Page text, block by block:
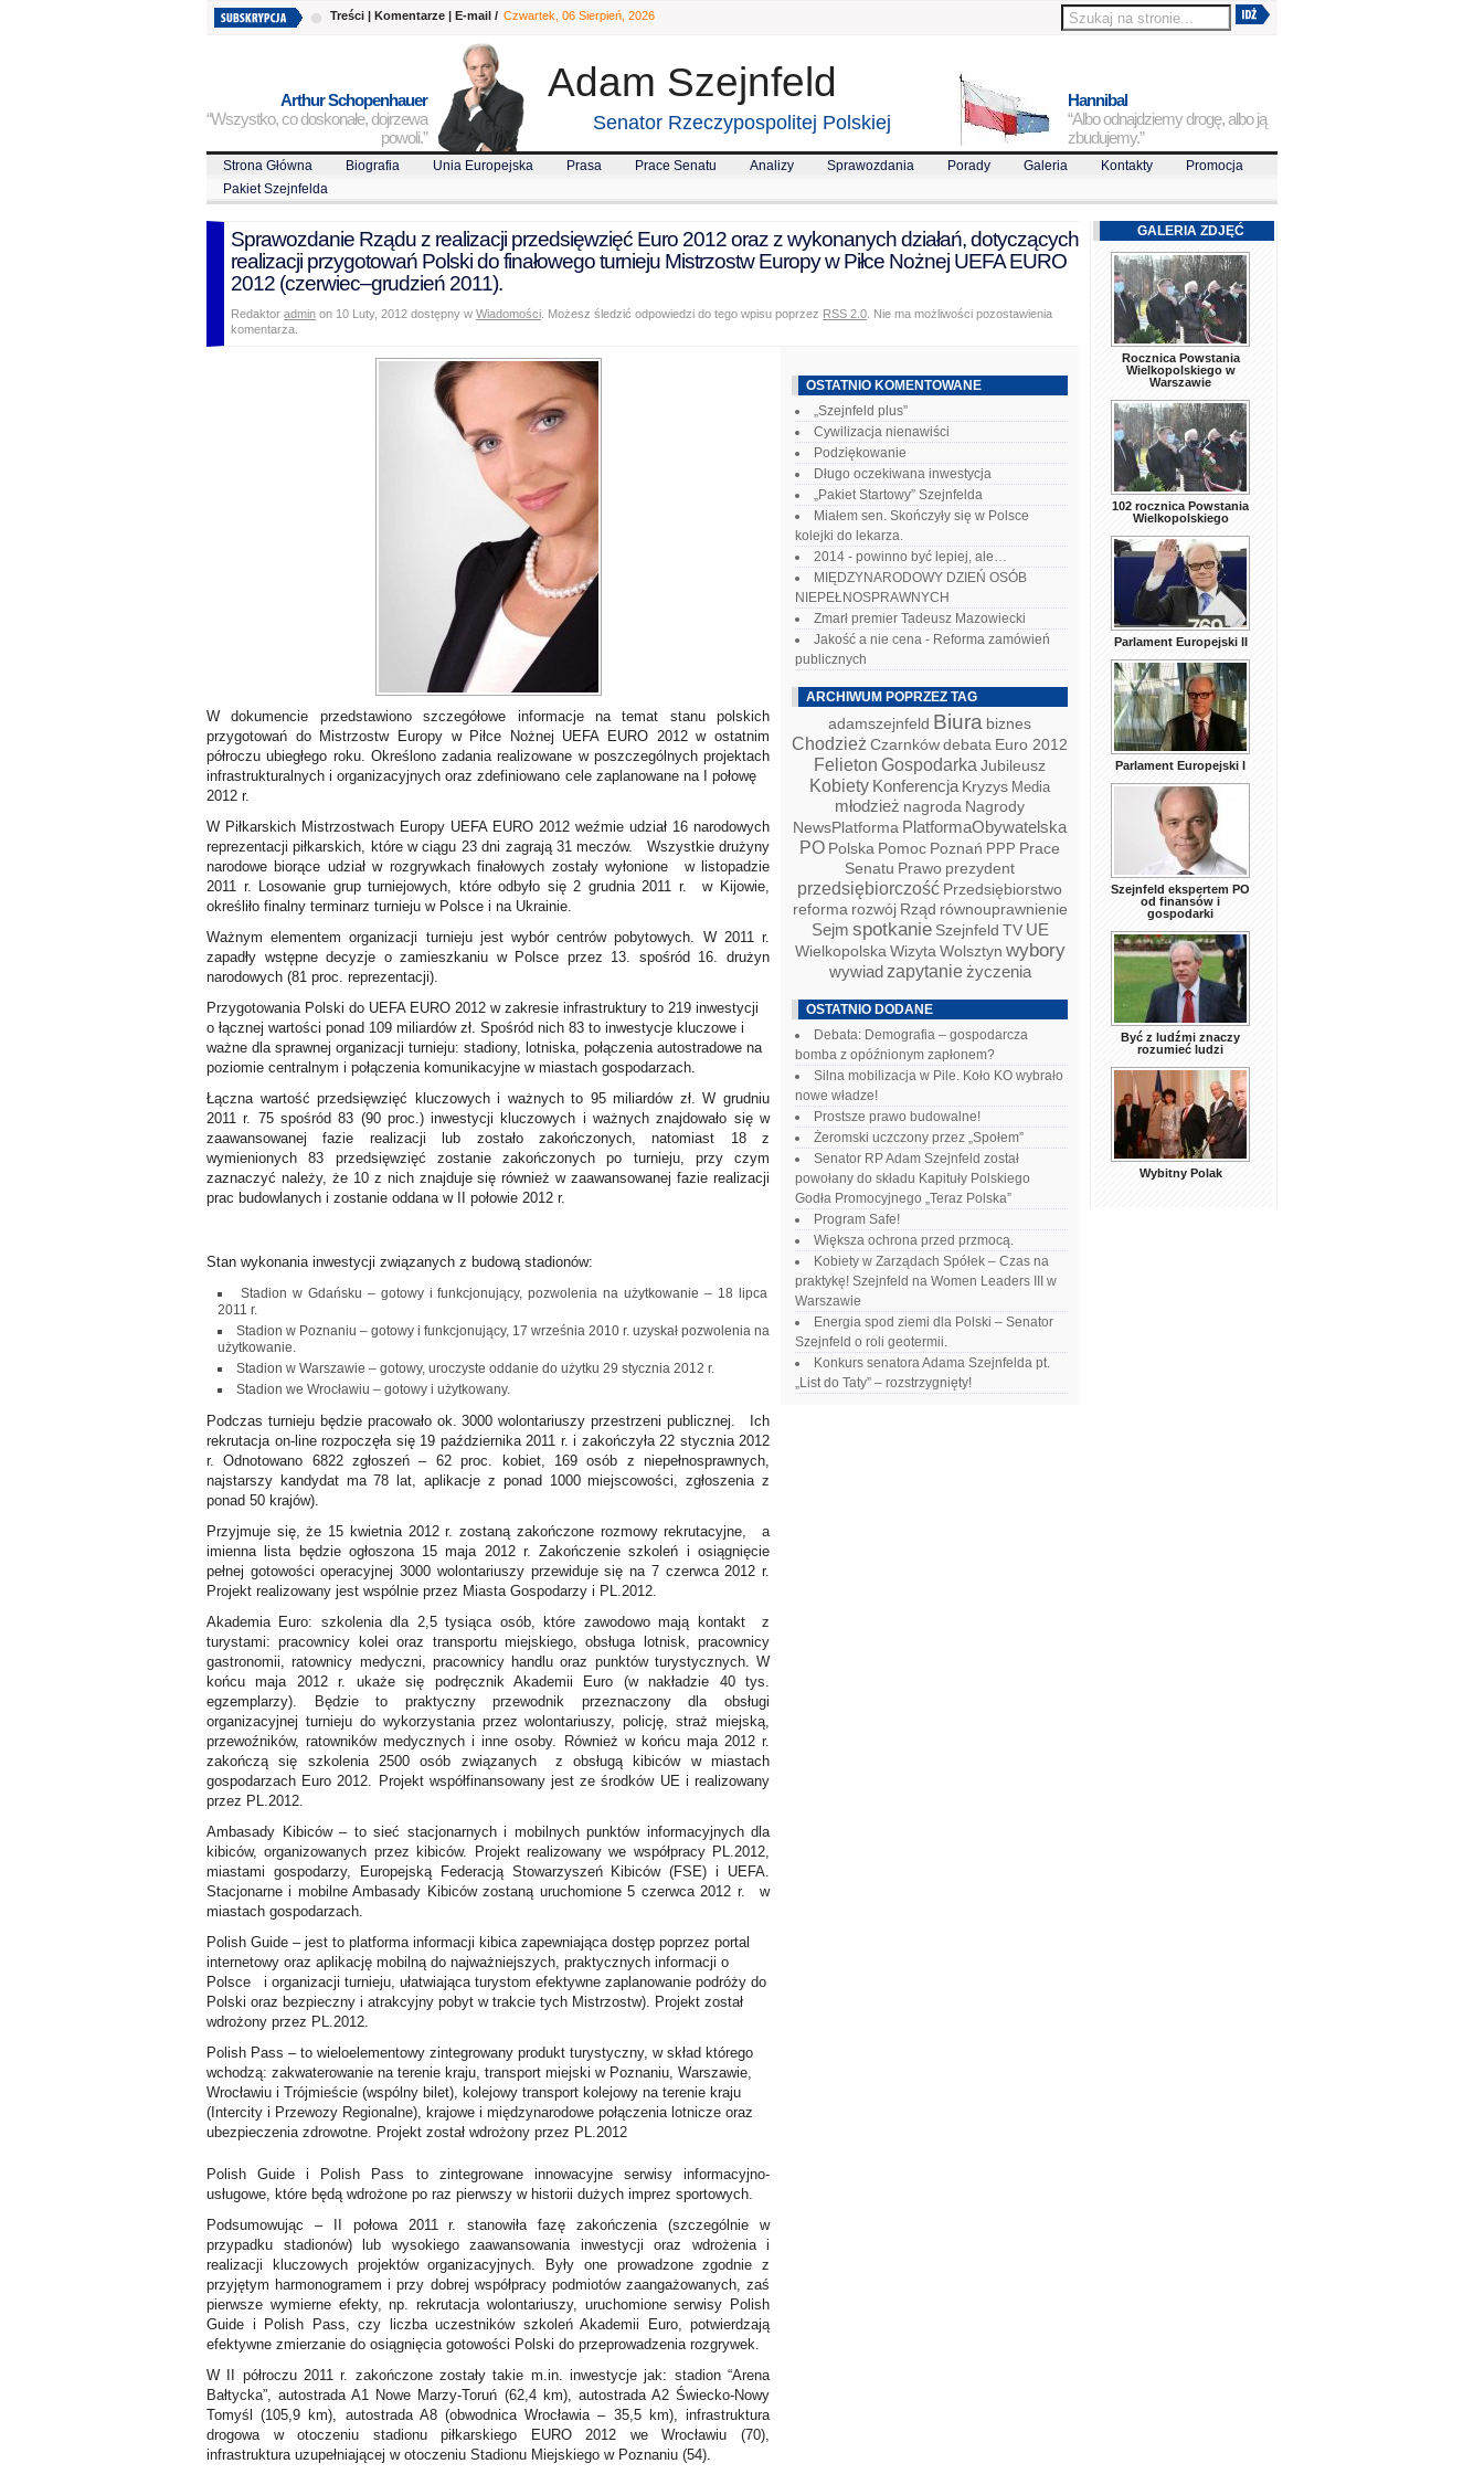
Treści | Komentarze | E-mail / Czwartek, 06 Sierpień, 2026
Arthur Schopenhauer
“Wszystko, co doskonałe, dojrzewa
powoli.”
Adam Szejnfeld
Senator Rzeczypospolitej Polskiej
Hannibal
“Albo odnajdziemy drogę, albo ją
zbudujemy.”
Strona Główna Biografia Unia Europejska Prasa Prace Senatu Analizy Sprawozdania Porady Galeria Kontakty
Promocja
Pakiet Szejnfelda
Sprawozdanie Rządu z realizacji przedsięwzięć Euro 2012 oraz z wykonanych działań, dotyczących
realizacji przygotowań Polski do finałowego turnieju Mistrzostw Europy w Piłce Nożnej UEFA EURO
2012 (czerwiec–grudzień 2011).
Redaktor admin on 10 Luty, 2012 dostępny w Wiadomości . Możesz śledzić odpowiedzi do tego wpisu poprzez RSS 2.0 . Nie ma możliwości pozostawienia
komentarza.
W dokumencie przedstawiono szczegółowe informacje na temat stanu polskich
przygotowań do Mistrzostw Europy w Piłce Nożnej UEFA EURO 2012 w ostatnim
półroczu ubiegłego roku. Określono zadania realizowane w poszczególnych projektach
infrastrukturalnych i organizacyjnych oraz zdefiniowano cele zaplanowane na I połowę
2012 r.
W Piłkarskich Mistrzostwach Europy UEFA EURO 2012 weźmie udział 16 narodowych
reprezentacji piłkarskich, które w ciągu 23 dni zagrają 31 meczów. Wszystkie drużyny
narodowe biorące udział w rozgrywkach finałowych zostały wyłonione w listopadzie
2011 r. Losowanie grup turniejowych, które odbyło się 2 grudnia 2011 r. w Kijowie,
określiło finalny terminarz turnieju w Polsce i na Ukrainie.
Ważnym elementem organizacji turnieju jest wybór centrów pobytowych. W 2011 r.
zapadły wstępne decyzje o zamieszkaniu w Polsce przez 13. spośród 16. drużyn
narodowych (81 proc. reprezentacji).
Przygotowania Polski do UEFA EURO 2012 w zakresie infrastruktury to 219 inwestycji
o łącznej wartości ponad 109 miliardów zł. Spośród nich 83 to inwestycje kluczowe i
ważne dla sprawnej organizacji turnieju: stadiony, lotniska, połączenia autostradowe na
poziomie centralnym i połączenia komunikacyjne w miastach gospodarzach.
Łączna wartość przedsięwzięć kluczowych i ważnych to 95 miliardów zł. W grudniu
2011 r. 75 spośród 83 (90 proc.) inwestycji kluczowych i ważnych znajdowało się w
zaawansowanej fazie realizacji lub zostało zakończonych, natomiast 18 z
wymienionych 83 przedsięwzięć zostanie zakończonych po turnieju, przy czym
zaznaczyć należy, że 10 z nich znajduje się również w zaawansowanej fazie realizacji
prac budowlanych i zostanie oddana w II połowie 2012 r.
Stan wykonania inwestycji związanych z budową stadionów:
Stadion w Gdańsku – gotowy i funkcjonujący, pozwolenia na użytkowanie – 18 lipca
2011 r.
Stadion w Poznaniu – gotowy i funkcjonujący, 17 września 2010 r. uzyskał pozwolenia na
użytkowanie.
Stadion w Warszawie – gotowy, uroczyste oddanie do użytku 29 stycznia 2012 r.
Stadion we Wrocławiu – gotowy i użytkowany.
Podczas turnieju będzie pracowało ok. 3000 wolontariuszy przestrzeni publicznej. Ich
rekrutacja on-line rozpoczęła się 19 października 2011 r. i zakończyła 22 stycznia 2012
r. Odnotowano 6822 zgłoszeń – 62 proc. kobiet, 169 osób z niepełnosprawnych,
najstarszy kandydat ma 78 lat, aplikacje z ponad 1000 miejscowości, zgłoszenia z
ponad 50 krajów).
Przyjmuje się, że 15 kwietnia 2012 r. zostaną zakończone rozmowy rekrutacyjne, a
imienna lista będzie ogłoszona 15 maja 2012 r. Zakończenie szkoleń i osiągnięcie
pełnej gotowości operacyjnej 3000 wolontariuszy przewiduje się na 7 czerwca 2012 r.
Projekt realizowany jest wspólnie przez Miasta Gospodarzy i PL.2012.
Akademia Euro: szkolenia dla 2,5 tysiąca osób, które zawodowo mają kontakt z
turystami: pracownicy kolei oraz transportu miejskiego, obsługa lotnisk, pracownicy
gastronomii, ratownicy medyczni, pracownicy handlu oraz punktów turystycznych. W
końcu maja 2012 r. ukaże się podręcznik Akademii Euro (w nakładzie 40 tys.
egzemplarzy). Będzie to praktyczny przewodnik przeznaczony dla obsługi
organizacyjnej turnieju do wykorzystania przez wolontariuszy, policję, straż miejską,
przewoźników, ratowników medycznych i inne osoby. Również w końcu maja 2012 r.
zakończą się szkolenia 2500 osób związanych z obsługą kibiców w miastach
gospodarzach Euro 2012. Projekt współfinansowany jest ze środków UE i realizowany
przez PL.2012.
Ambasady Kibiców – to sieć stacjonarnych i mobilnych punktów informacyjnych dla
kibiców, organizowanych przez kibiców. Projekt realizowany we współpracy PL.2012,
miastami gospodarzy, Europejską Federacją Stowarzyszeń Kibiców (FSE) i UEFA.
Stacjonarne i mobilne Ambasady Kibiców zostaną uruchomione 5 czerwca 2012 r. w
miastach gospodarzach.
Polish Guide – jest to platforma informacji kibica zapewniająca dostęp poprzez portal
internetowy oraz aplikację mobilną do najważniejszych, praktycznych informacji o
Polsce i organizacji turnieju, ułatwiająca turystom efektywne zaplanowanie podróży do
Polski oraz bezpieczny i atrakcyjny pobyt w trakcie tych Mistrzostw). Projekt został
wdrożony przez PL.2012.
Polish Pass – to wieloelementowy zintegrowany produkt turystyczny, w skład którego
wchodzą: zakwaterowanie na terenie kraju, transport miejski w Poznaniu, Warszawie,
Wrocławiu i Trójmieście (wspólny bilet), kolejowy transport kolejowy na terenie kraju
(Intercity i Przewozy Regionalne), krajowe i międzynarodowe połączenia lotnicze oraz
ubezpieczenia zdrowotne. Projekt został wdrożony przez PL.2012
Polish Guide i Polish Pass to zintegrowane innowacyjne serwisy informacyjno-
usługowe, które będą wdrożone po raz pierwszy w historii dużych imprez sportowych.
Podsumowując – II połowa 2011 r. stanowiła fazę zakończenia (szczególnie w
przypadku stadionów) lub wysokiego zaawansowania inwestycji oraz wdrożenia i
realizacji kluczowych projektów organizacyjnych. Były one prowadzone zgodnie z
przyjętym harmonogramem i przy dobrej współpracy podmiotów zaangażowanych, zaś
pierwsze wymierne efekty, np. rekrutacja wolontariuszy, uruchomione serwisy Polish
Guide i Polish Pass, czy liczba uczestników szkoleń Akademii Euro, potwierdzają
efektywne zmierzanie do osiągnięcia gotowości Polski do przeprowadzenia rozgrywek.
W II półroczu 2011 r. zakończone zostały takie m.in. inwestycje jak: stadion “Arena
Bałtycka”, autostrada A1 Nowe Marzy-Toruń (62,4 km), autostrada A2 Świecko-Nowy
Tomyśl (105,9 km), autostrada A8 (obwodnica Wrocławia – 35,5 km), infrastruktura
drogowa w otoczeniu stadionu piłkarskiego EURO 2012 we Wrocławiu (70),
infrastruktura uzupełniającej w otoczeniu Stadionu Miejskiego w Poznaniu (54).
OSTATNIO KOMENTOWANE
„Szejnfeld plus”
Cywilizacja nienawiści
Podziękowanie
Długo oczekiwana inwestycja
„Pakiet Startowy” Szejnfelda
Miałem sen. Skończyły się w Polsce
kolejki do lekarza.
2014 - powinno być lepiej, ale…
MIĘDZYNARODOWY DZIEŃ OSÓB
NIEPEŁNOSPRAWNYCH
Zmarł premier Tadeusz Mazowiecki
Jakość a nie cena - Reforma zamówień
publicznych
ARCHIWUM POPRZEZ TAG
adamszejnfeld Biura biznes
Chodzież Czarnkówdebata Euro 2012
Felieton Gospodarka Jubileusz
Kobiety Konferencja Kryzys Media
młodzież nagroda Nagrody
NewsPlatforma PlatformaObywatelska
PO Polska Pomoc Poznań PPP Prace
Senatu Prawo prezydent
przedsiębiorczość Przedsiębiorstwo
reforma rozwój Rząd równouprawnienie
Sejm spotkanie Szejnfeld TV UE
Wielkopolska Wizyta Wolsztyn wybory
wywiad zapytanie życzenia
OSTATNIO DODANE
Debata: Demografia – gospodarcza
bomba z opóźnionym zapłonem?
Silna mobilizacja w Pile. Koło KO wybrało
nowe władze!
Prostsze prawo budowalne!
Żeromski uczczony przez „Społem”
Senator RP Adam Szejnfeld został
powołany do składu Kapituły Polskiego
Godła Promocyjnego „Teraz Polska”
Program Safe!
Większa ochrona przed przmocą.
Kobiety w Zarządach Spółek – Czas na
praktykę! Szejnfeld na Women Leaders III w
Warszawie
Energia spod ziemi dla Polski – Senator
Szejnfeld o roli geotermii.
Konkurs senatora Adama Szejnfelda pt.
„List do Taty” – rozstrzygnięty!
GALERIA ZDJĘĆ
Rocznica Powstania
Wielkopolskiego w
Warszawie
102 rocznica Powstania
Wielkopolskiego
Parlament Europejski II
Parlament Europejski I
Szejnfeld ekspertem PO
od finansów i
gospodarki
Być z ludźmi znaczy
rozumieć ludzi
Wybitny Polak